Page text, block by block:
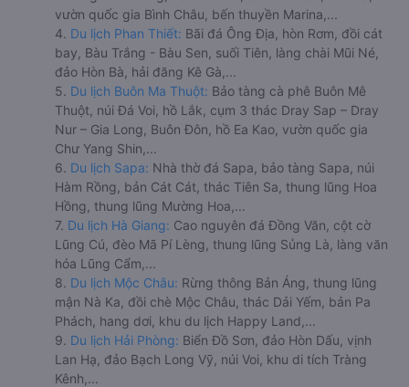
vườn quốc gia Bình Châu, bến thuyền Marina,...
4. Du lịch Phan Thiết: Bãi đá Ông Địa, hòn Rơm, đồi cát
bay, Bàu Trắng - Bàu Sen, suối Tiên, làng chài Mũi Né,
đảo Hòn Bà, hải đăng Kê Gà,...
5. Du lịch Buôn Ma Thuột: Bảo tàng cà phê Buôn Mê
Thuột, núi Đá Voi, hồ Lắk, cụm 3 thác Dray Sap – Dray
Nur – Gia Long, Buôn Đôn, hồ Ea Kao, vườn quốc gia
Chư Yang Shin,...
6. Du lịch Sapa: Nhà thờ đá Sapa, bảo tàng Sapa, núi
Hàm Rồng, bản Cát Cát, thác Tiên Sa, thung lũng Hoa
Hồng, thung lũng Mường Hoa,...
7. Du lịch Hà Giang: Cao nguyên đá Đồng Văn, cột cờ
Lũng Cú, đèo Mã Pí Lèng, thung lũng Sủng Là, làng văn
hóa Lũng Cẩm,...
8. Du lịch Mộc Châu: Rừng thông Bản Áng, thung lũng
mận Nà Ka, đồi chè Mộc Châu, thác Dải Yếm, bản Pa
Phách, hang dơi, khu du lịch Happy Land,...
9. Du lịch Hải Phòng: Biển Đồ Sơn, đảo Hòn Dấu, vịnh
Lan Hạ, đảo Bạch Long Vỹ, núi Voi, khu di tích Tràng
Kênh,...